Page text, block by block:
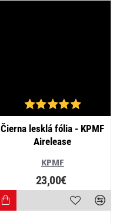
NAJPREDÁVANEJŠIE
KPMF
Čierna lesklá fólia - KPMF
Airelease
23,00€